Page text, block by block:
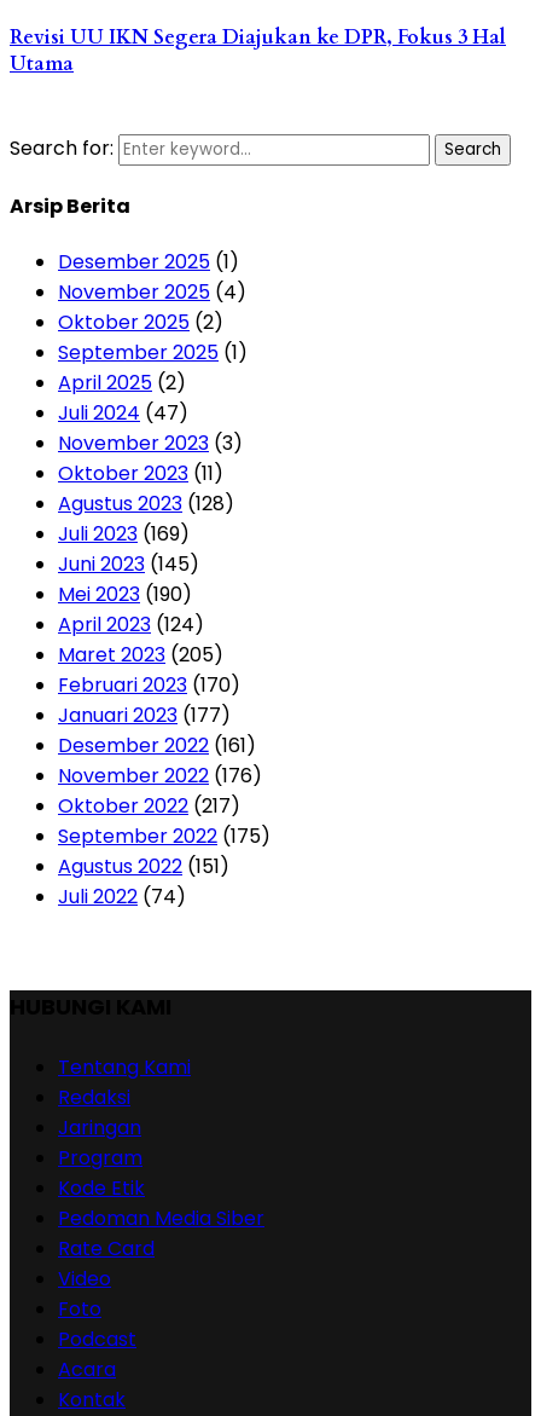
Revisi UU IKN Segera Diajukan ke DPR, Fokus 3 Hal
Utama
Search for: Search
Arsip Berita
Desember 2025 (1)
November 2025 (4)
Oktober 2025 (2)
September 2025 (1)
April 2025 (2)
Juli 2024 (47)
November 2023 (3)
Oktober 2023 (11)
Agustus 2023 (128)
Juli 2023 (169)
Juni 2023 (145)
Mei 2023 (190)
April 2023 (124)
Maret 2023 (205)
Februari 2023 (170)
Januari 2023 (177)
Desember 2022 (161)
November 2022 (176)
Oktober 2022 (217)
September 2022 (175)
Agustus 2022 (151)
Juli 2022 (74)
Tentang Kami
Redaksi
Jaringan
Program
Kode Etik
Pedoman Media Siber
Rate Card
Video
Foto
Podcast
Acara
Kontak